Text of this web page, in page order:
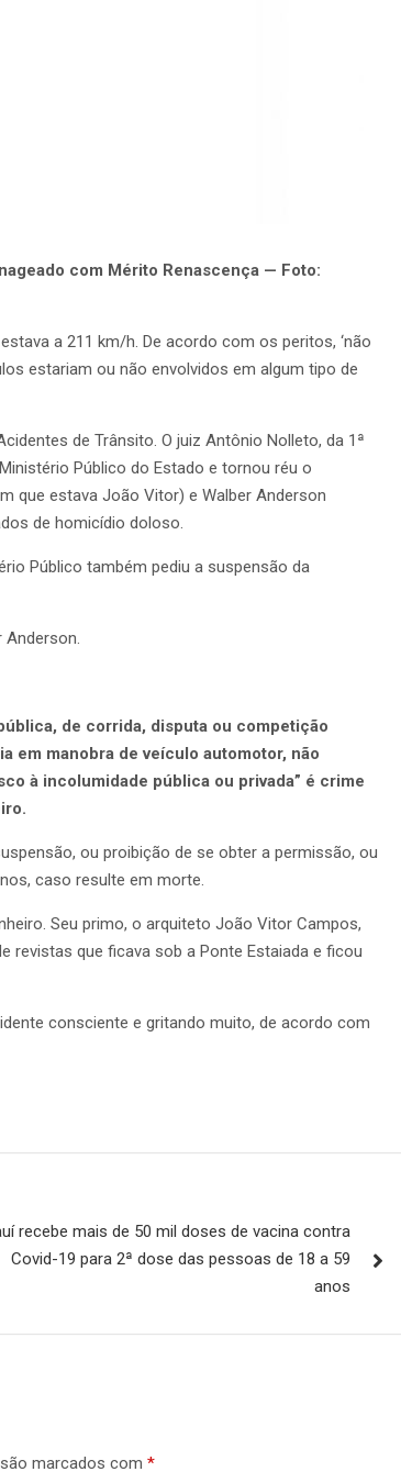
com Mérito Renascença — Foto:
a 211 km/h. De acordo com os peritos, ‘não
estariam ou não envolvidos em algum tipo de
de Trânsito. O juiz Antônio Nolleto, da 1ª
Público do Estado e tornou réu o
que estava João Vitor) e Walber Anderson
de homicídio doloso.
Público também pediu a suspensão da
Anderson.
de corrida, disputa ou competição
em manobra de veículo automotor, não
à incolumidade pública ou privada” é crime
ou proibição de se obter a permissão, ou
caso resulte em morte.
Seu primo, o arquiteto João Vitor Campos,
revistas que ficava sob a Ponte Estaiada e ficou
consciente e gritando muito, de acordo com
recebe mais de 50 mil doses de vacina contra
Covid-19 para 2ª dose das pessoas de 18 a 59
anos
marcados com *